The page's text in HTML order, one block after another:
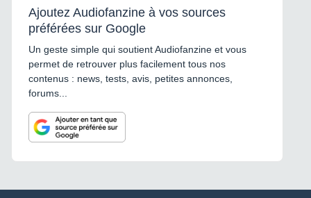
3-Phrase Loops (Verse, Chorus, Bridge)
Song building style looper with 3 independent phrases
LoopAssist™
Ajoutez Audiofanzine à vos sources
préférées sur Google
Un geste simple qui soutient Audiofanzine et vous
permet de retrouver plus facilement tous nos
contenus : news, tests, avis, petites annonces,
forums...